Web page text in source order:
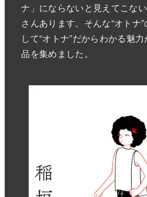
ナ」にならないと見えてこな
さんあります。そんな“オトナ
して“オトナ”だからわかる魅
品を集めました。